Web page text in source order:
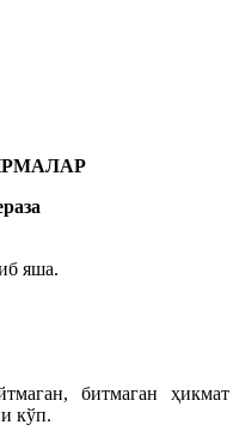
яша.
битмаган ҳикмат
кўп.